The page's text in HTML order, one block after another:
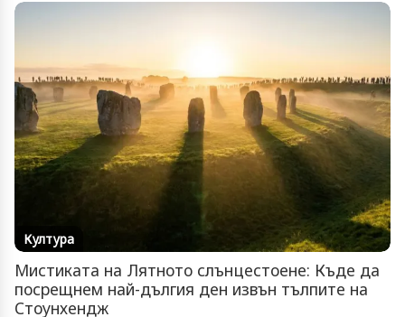
Култура
Мистиката на Лятното слънцестоене: Къде да
посрещнем най-дългия ден извън тълпите на
Стоунхендж